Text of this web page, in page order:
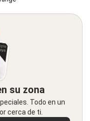
su zona
Todo en un
cerca de ti.